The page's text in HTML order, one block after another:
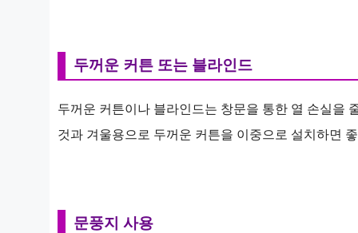
두꺼운 커튼 또는 블라인드
두꺼운 커튼이나 블라인드는 창문을 통한 열 손실을
것과 겨울용으로 두꺼운 커튼을 이중으로 설치하면
문풍지 사용